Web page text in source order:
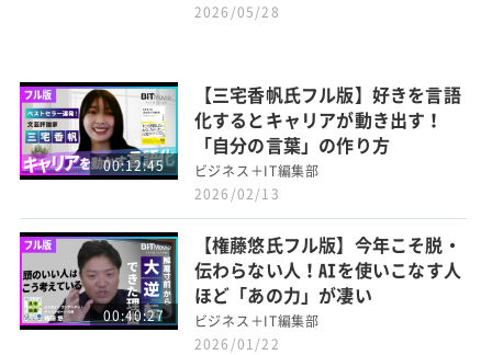
2026/05/28
00:12:45
【三宅香帆氏フル版】好きを言語
化するとキャリアが動き出す！
「自分の言葉」の作り方
ビジネス＋IT編集部
2026/02/13
00:40:27
【権藤悠氏フル版】今年こそ脱・
伝わらない人！AIを使いこなす人
ほど「あの力」が凄い
ビジネス＋IT編集部
2026/01/22